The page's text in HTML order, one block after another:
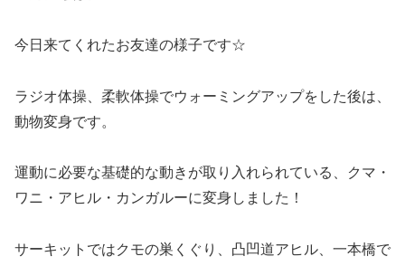
今日来てくれたお友達の様子です☆
ラジオ体操、柔軟体操でウォーミングアップをした後は、
動物変身です。
運動に必要な基礎的な動きが取り入れられている、クマ・
ワニ・アヒル・カンガルーに変身しました！
サーキットではクモの巣くぐり、凸凹道アヒル、一本橋で